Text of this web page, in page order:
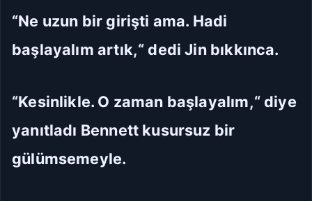
“Ne uzun bir girişti ama. Hadi
başlayalım artık,“ dedi Jin bıkkınca.
“Kesinlikle. O zaman başlayalım,“ diye
yanıtladı Bennett kusursuz bir
gülümsemeyle.